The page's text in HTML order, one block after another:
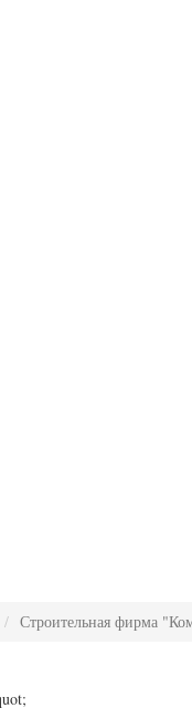
Строительная фирма